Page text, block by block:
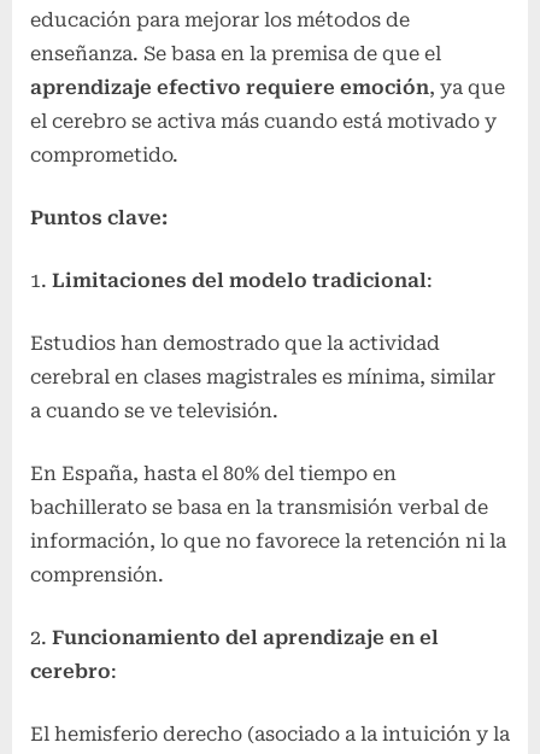
educación para mejorar los métodos de
enseñanza. Se basa en la premisa de que el
aprendizaje efectivo requiere emoción, ya que
el cerebro se activa más cuando está motivado y
comprometido.
Puntos clave:
Limitaciones del modelo tradicional:
Estudios han demostrado que la actividad
cerebral en clases magistrales es mínima, similar
a cuando se ve televisión.
En España, hasta el 80% del tiempo en
bachillerato se basa en la transmisión verbal de
información, lo que no favorece la retención ni la
comprensión.
Funcionamiento del aprendizaje en el
cerebro:
El hemisferio derecho (asociado a la intuición y la